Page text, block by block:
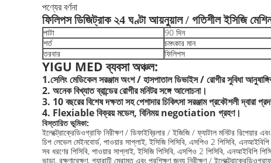
পণ্যের বর্ণনা
ফিলিপস ডিজিট্রাক ২4 ঘণ্টা আয়নুয়াল / গতিশীল ইসিজি
পাটা
90 দিন
শর্ত
চমৎকার মান
তরবার
ফিলিপস
YIGU MED ব্যবসা অঞ্চল:
1.সেলিং মেডিকেল সরঞ্জাম অংশ / হাসপাতাল ডিভাইস / রোগীর সুবিধা
2. অনেক বিখ্যাত ব্রান্ডের রোগীর মনিটর সঙ্গে আলোচনা।
3. 10 বছরের বিশেষ দক্ষতা সহ পেশাদার চিকিৎসা সরঞ্জাম প্রকৌশলী
4. Flexiable বিক্রয় মডেল, বিনিময় negotiation গ্রহণ।
বিস্তারিত ভূমিকা:
ইলেক্ট্রোক্রেডিওগ্রাফি নিরীক্ষণ / ডিফাইব্রিলার / ইজিজি / ফ্যাটাল মনিটর রিপেয়ার
চিপ লেভেল মেইনবোর্ড, পাওয়ার সাপ্লাই, ইসিজি পিসিবি, এসপিও 2 পিসিবি,
সব ধরণের পিসিবি, পাওয়ার সাপ্লাই, ইসিজি পিসিবি, এসপিও 2 পিসিবি, এনআইবিপি
ভাড়া, রক্ষণাবেক্ষণ, গ্যারান্টি মেরামত এবং প্রশিক্ষণ জন্য নিরীক্ষণ /